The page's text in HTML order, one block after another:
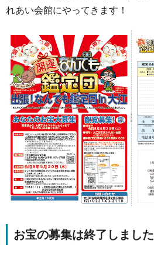
れあい会館にやってきます！
お宝の募集は終了しました